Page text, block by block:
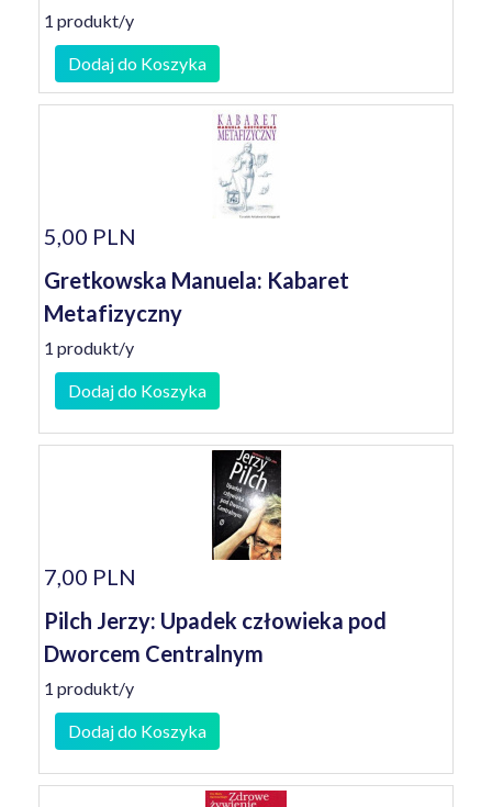
1 produkt/y
Dodaj do Koszyka
5,00 PLN
Gretkowska Manuela: Kabaret
Metafizyczny
1 produkt/y
Dodaj do Koszyka
7,00 PLN
Pilch Jerzy: Upadek człowieka pod
Dworcem Centralnym
1 produkt/y
Dodaj do Koszyka